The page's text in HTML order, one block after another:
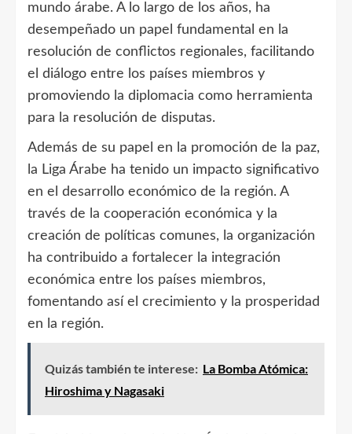
mundo árabe. A lo largo de los años, ha
desempeñado un papel fundamental en la
resolución de conflictos regionales, facilitando
el diálogo entre los países miembros y
promoviendo la diplomacia como herramienta
para la resolución de disputas.
Además de su papel en la promoción de la paz,
la Liga Árabe ha tenido un impacto significativo
en el desarrollo económico de la región. A
través de la cooperación económica y la
creación de políticas comunes, la organización
ha contribuido a fortalecer la integración
económica entre los países miembros,
fomentando así el crecimiento y la prosperidad
en la región.
Quizás también te interese: La Bomba Atómica:
Hiroshima y Nagasaki